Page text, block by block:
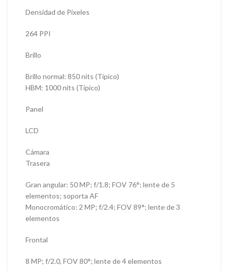
Densidad de Píxeles
264 PPI
Brillo
Brillo normal: 850 nits (Típico)
HBM: 1000 nits (Típico)
Panel
LCD
Cámara
Trasera
Gran angular: 50 MP; f/1.8; FOV 76°; lente de 5
elementos; soporta AF
Monocromático: 2 MP; f/2.4; FOV 89°; lente de 3
elementos
Frontal
8 MP; f/2.0, FOV 80°; lente de 4 elementos